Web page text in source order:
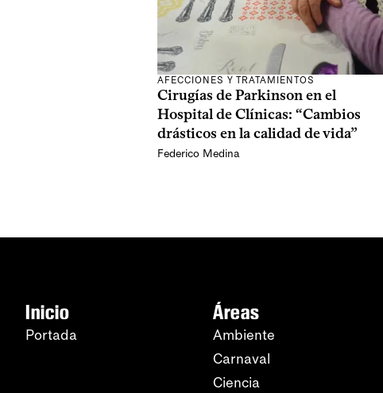
AFECCIONES Y TRATAMIENTOS
Cirugías de Parkinson en el
Hospital de Clínicas: “Cambios
drásticos en la calidad de vida”
Federico Medina
Inicio
Portada
Áreas
Ambiente
Carnaval
Ciencia